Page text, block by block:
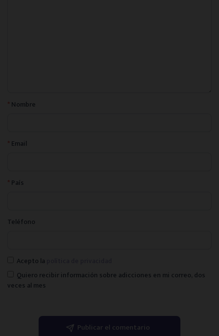
* Nombre
* Email
* País
Teléfono
Acepto la
Quiero recibir información sobre adicciones en mi correo, dos
veces al mes